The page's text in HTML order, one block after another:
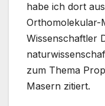
habe ich dort
Orthomolekular-
Wissenschaftler
zum Thema
Masern zitiert.